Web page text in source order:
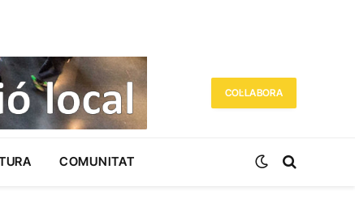
COL·LABORA
COMUNITAT